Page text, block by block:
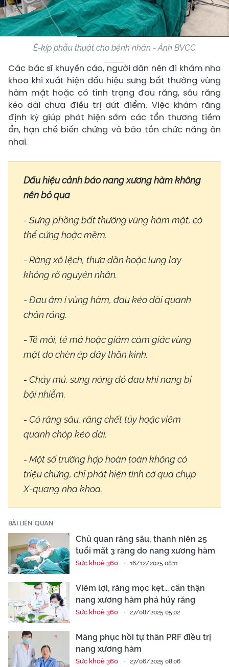
Ê-kíp phẫu thuật cho bệnh nhân - Ảnh BVCC
Các bác sĩ khuyến cáo, người dân nên đi khám nha
khoa khi xuất hiện dấu hiệu sưng bất thường vùng
hàm mặt hoặc có tình trạng đau răng, sâu răng
kéo dài chưa điều trị dứt điểm. Việc khám răng
định kỳ giúp phát hiện sớm các tổn thương tiềm
ẩn, hạn chế biến chứng và bảo tồn chức năng ăn
nhai.
Dấu hiệu cảnh báo nang xương hàm không
nên bỏ qua
- Sưng phồng bất thường vùng hàm mặt, có
thể cứng hoặc mềm.
- Răng xô lệch, thưa dần hoặc lung lay
không rõ nguyên nhân.
- Đau âm ỉ vùng hàm, đau kéo dài quanh
chân răng.
- Tê môi, tê má hoặc giảm cảm giác vùng
mặt do chèn ép dây thần kinh.
- Chảy mủ, sưng nóng đỏ đau khi nang bị
bội nhiễm.
- Có răng sâu, răng chết tủy hoặc viêm
quanh chóp kéo dài.
- Một số trường hợp hoàn toàn không có
triệu chứng, chỉ phát hiện tình cờ qua chụp
X-quang nha khoa.
BÀI LIÊN QUAN
Chủ quan răng sâu, thanh niên 25
tuổi mất 3 răng do nang xương hàm
Sức khoẻ 360 16/12/2025 08:11
Viêm lợi, răng mọc kẹt... cẩn thận
nang xương hàm phá hủy răng
Sức khoẻ 360 27/08/2025 05:02
Màng phục hồi tự thân PRF điều trị
nang xương hàm
Sức khoẻ 360 27/06/2025 08:06